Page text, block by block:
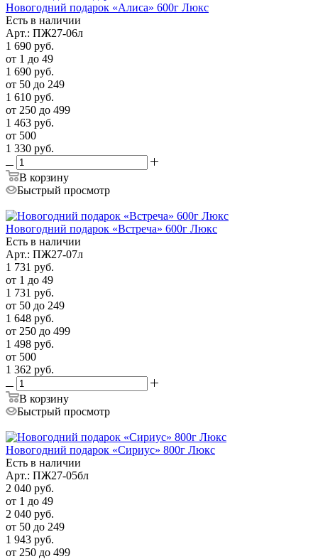
Новогодний подарок «Алиса» 600г Люкс
Есть в наличии
Арт.: ПЖ27-06л
1 690 руб.
от 1 до 49
1 690 руб.
от 50 до 249
1 610 руб.
от 250 до 499
1 463 руб.
от 500
1 330 руб.
В корзину
Быстрый просмотр
Новогодний подарок «Встреча» 600г Люкс
Есть в наличии
Арт.: ПЖ27-07л
1 731 руб.
от 1 до 49
1 731 руб.
от 50 до 249
1 648 руб.
от 250 до 499
1 498 руб.
от 500
1 362 руб.
В корзину
Быстрый просмотр
Новогодний подарок «Сириус» 800г Люкс
Есть в наличии
Арт.: ПЖ27-05бл
2 040 руб.
от 1 до 49
2 040 руб.
от 50 до 249
1 943 руб.
от 250 до 499